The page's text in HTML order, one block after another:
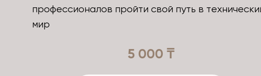
5 000 ₸
профессионалов пройти свой путь в
мир